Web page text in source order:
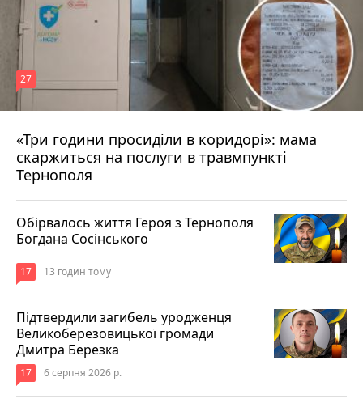
«Три години просиділи в коридорі»: мама
скаржиться на послуги в травмпункті
Тернополя
27
8 годин тому
Обірвалось життя Героя з Тернополя
Богдана Сосінського
17 13 годин тому
Підтвердили загибель уродженця
Великоберезовицької громади
Дмитра Березка
17 6 серпня 2026 р.